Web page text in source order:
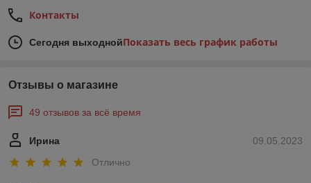
Контакты
Сегодня выходнойПоказать весь график работы
Отзывы о магазине
49 отзывов за всё время
09.05.2023
Ирина
Отлично